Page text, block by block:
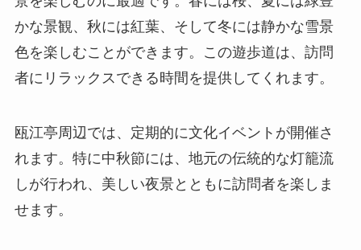
瓯江亭周辺では、定期的に文化イベントが開催さ
れます。特に中秋節には、地元の伝統的な灯籠流
しが行われ、美しい夜景とともに訪問者を楽しま
せます。
アクセス
瓯江亭へは麗水市中心部からのアクセスが便利で